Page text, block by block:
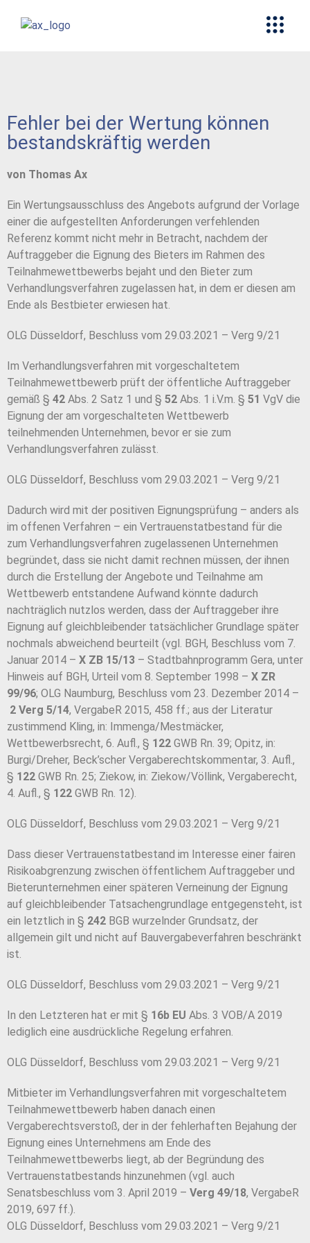
Fehler bei der Wertung können
bestandskräftig werden
von Thomas Ax
Ein Wertungsausschluss des Angebots aufgrund der Vorlage
einer die aufgestellten Anforderungen verfehlenden
Referenz kommt nicht mehr in Betracht, nachdem der
Auftraggeber die Eignung des Bieters im Rahmen des
Teilnahmewettbewerbs bejaht und den Bieter zum
Verhandlungsverfahren zugelassen hat, in dem er diesen am
Ende als Bestbieter erwiesen hat.
OLG Düsseldorf, Beschluss vom 29.03.2021 – Verg 9/21
Im Verhandlungsverfahren mit vorgeschaltetem
Teilnahmewettbewerb prüft der öffentliche Auftraggeber
gemäß § 42 Abs. 2 Satz 1 und § 52 Abs. 1 i.V.m. § 51 VgV die
Eignung der am vorgeschalteten Wettbewerb
teilnehmenden Unternehmen, bevor er sie zum
Verhandlungsverfahren zulässt.
OLG Düsseldorf, Beschluss vom 29.03.2021 – Verg 9/21
Dadurch wird mit der positiven Eignungsprüfung – anders als
im offenen Verfahren – ein Vertrauenstatbestand für die
zum Verhandlungsverfahren zugelassenen Unternehmen
begründet, dass sie nicht damit rechnen müssen, der ihnen
durch die Erstellung der Angebote und Teilnahme am
Wettbewerb entstandene Aufwand könnte dadurch
nachträglich nutzlos werden, dass der Auftraggeber ihre
Eignung auf gleichbleibender tatsächlicher Grundlage später
nochmals abweichend beurteilt (vgl. BGH, Beschluss vom 7.
Januar 2014 – X ZB 15/13 – Stadtbahnprogramm Gera, unter
Hinweis auf BGH, Urteil vom 8. September 1998 – X ZR
99/96; OLG Naumburg, Beschluss vom 23. Dezember 2014 –
2 Verg 5/14, VergabeR 2015, 458 ff.; aus der Literatur
zustimmend Kling, in: Immenga/Mestmäcker,
Wettbewerbsrecht, 6. Aufl., § 122 GWB Rn. 39; Opitz, in:
Burgi/Dreher, Beck’scher Vergaberechtskommentar, 3. Aufl.,
§ 122 GWB Rn. 25; Ziekow, in: Ziekow/Völlink, Vergaberecht,
4. Aufl., § 122 GWB Rn. 12).
OLG Düsseldorf, Beschluss vom 29.03.2021 – Verg 9/21
Dass dieser Vertrauenstatbestand im Interesse einer fairen
Risikoabgrenzung zwischen öffentlichem Auftraggeber und
Bieterunternehmen einer späteren Verneinung der Eignung
auf gleichbleibender Tatsachengrundlage entgegensteht, ist
ein letztlich in § 242 BGB wurzelnder Grundsatz, der
allgemein gilt und nicht auf Bauvergabeverfahren beschränkt
ist.
OLG Düsseldorf, Beschluss vom 29.03.2021 – Verg 9/21
In den Letzteren hat er mit § 16b EU Abs. 3 VOB/A 2019
lediglich eine ausdrückliche Regelung erfahren.
OLG Düsseldorf, Beschluss vom 29.03.2021 – Verg 9/21
Mitbieter im Verhandlungsverfahren mit vorgeschaltetem
Teilnahmewettbewerb haben danach einen
Vergaberechtsverstoß, der in der fehlerhaften Bejahung der
Eignung eines Unternehmens am Ende des
Teilnahmewettbewerbs liegt, ab der Begründung des
Vertrauenstatbestands hinzunehmen (vgl. auch
Senatsbeschluss vom 3. April 2019 – Verg 49/18, VergabeR
2019, 697 ff.).
OLG Düsseldorf, Beschluss vom 29.03.2021 – Verg 9/21